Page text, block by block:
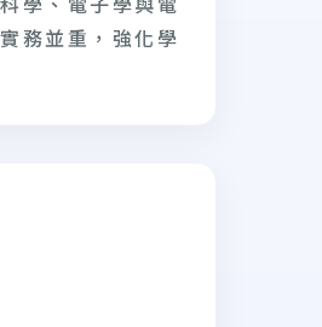
務並重，強化學